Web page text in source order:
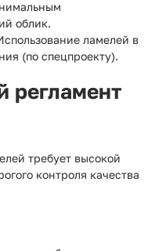
облик.
ламелей в
(по спецпроекту).
регламент
требует высокой
контроля качества